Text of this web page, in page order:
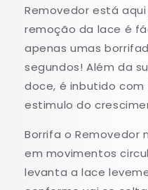
Removedor está
remoção da lace é
apenas umas
segundos! Além da
doce, é inbutido com
estimulo do
Borrifa o Removedor
em movimentos
levanta a lace